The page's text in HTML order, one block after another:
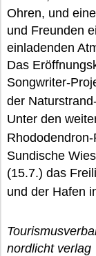
Ohren, und
und Freunden
einladenden
Das
Songwriter-
der
Unter den
Sundische
(15.7.) das
und der Hafen
nordlicht verlag